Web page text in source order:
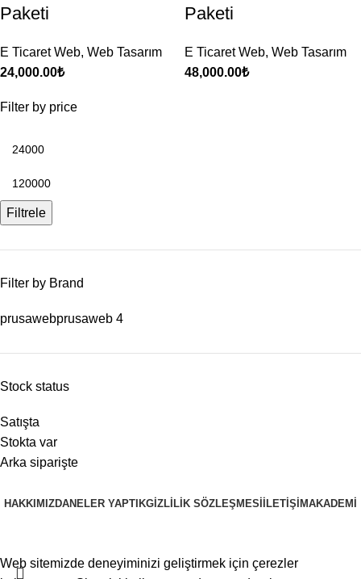
Filter by price
Filtrele
Filter by Brand
prusawebprusaweb 4
Stock status
Satışta
Stokta var
Arka siparişte
Paketi
E Ticaret Web, Web Tasarım
24,000.00₺
Paketi
E Ticaret Web, Web Tasarım
48,000.00₺
HAKKIMIZDANELER YAPTIKGIZLILIK SÖZLEŞMESI İLETIŞIMAKADEMI
Web sitemizde deneyiminizi geliştirmek için çerezler